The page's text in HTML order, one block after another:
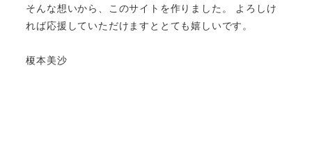
そんな想いから、このサイトを作りました。 よろしけ
れば応援していただけますととても嬉しいです。
榎本美沙